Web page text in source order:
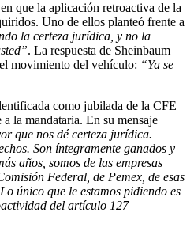
que la aplicación retroactiva de la
Uno de ellos planteó frente a
la certeza jurídica, y no la
. La respuesta de Sheinbaum
movimiento del vehículo: “Ya se
como jubilada de la CFE
la mandataria. En su mensaje
que nos dé certeza jurídica.
Son íntegramente ganados y
años, somos de las empresas
Federal, de Pemex, de esas
único que le estamos pidiendo es
del artículo 127